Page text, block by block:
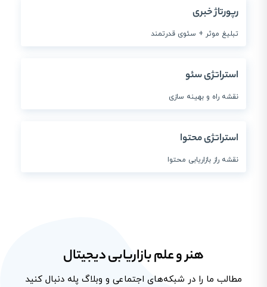
رپورتاژ خبری
تبلیغ موثر + سئوی قدرتمند
استراتژی سئو
نقشه راه و بهینه سازی
استراتژی محتوا
نقشه راز بازاریابی محتوا
هنر و علم بازاریابی دیجیتال
مطالب ما را در شبکه‌های اجتماعی و وبلاگ پله دنبال کنید